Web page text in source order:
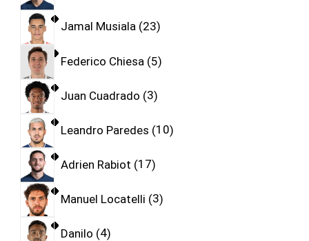
Jamal Musiala 23
Federico Chiesa 5
Juan Cuadrado 3
Leandro Paredes 10
Adrien Rabiot 17
Manuel Locatelli 3
Danilo 4